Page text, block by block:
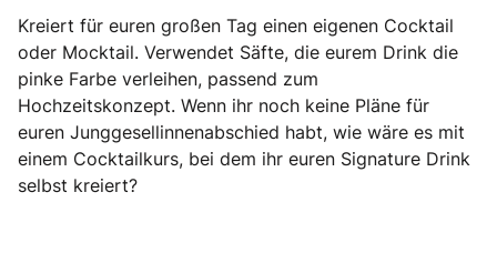
Kreiert für euren großen Tag einen eigenen Cocktail
oder Mocktail. Verwendet Säfte, die eurem Drink die
pinke Farbe verleihen, passend zum
Hochzeitskonzept. Wenn ihr noch keine Pläne für
euren Junggesellinnenabschied habt, wie wäre es mit
einem Cocktailkurs, bei dem ihr euren Signature Drink
selbst kreiert?